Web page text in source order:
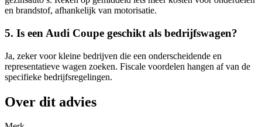
en brandstof, afhankelijk van motorisatie.
5. Is een Audi Coupe geschikt als bedrijfswagen?
Ja, zeker voor kleine bedrijven die een onderscheidende en
representatieve wagen zoeken. Fiscale voordelen hangen af van de
specifieke bedrijfsregelingen.
Over dit advies